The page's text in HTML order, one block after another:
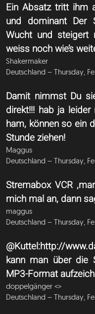
Ein Absatz tritt ihm
und dominant Der
Wucht und steigert
weiss noch wie’s
Shakermaker
Deutschland – Thursday,
Damit nimmst Du
direkt!!! hab ja
ham, können so ein
Stunde ziehen!
Maggus
Deutschland – Thursday,
Stremabox VCR
mich mal an, dann
maggus
Deutschland – Thursday,
@Kuttel:http://
kann man über die
MP3-Format
doppelgänger <>
Deutschland – Thursday,